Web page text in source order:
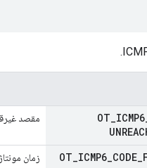
OT ICMP6 مقصد
OT ICMP6 CODE زمان